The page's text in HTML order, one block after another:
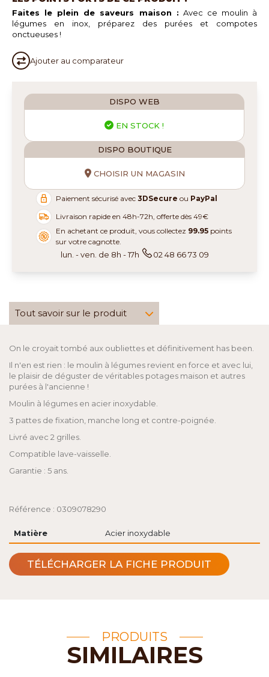
Faites le plein de saveurs maison : Avec ce moulin à
légumes en inox, préparez des purées et compotes
onctueuses !
Ajouter au comparateur
DISPO WEB
EN STOCK !
DISPO BOUTIQUE
CHOISIR UN MAGASIN
Paiement sécurisé avec3DSecure ou PayPal
Livraison rapide en 48h-72h, offerte dès 49€
En achetant ce produit, vous collectez 99.95 points
sur votre cagnotte.
lun. - ven. de 8h - 17h 02 48 66 73 09
Tout savoir sur le produit
On le croyait tombé aux oubliettes et définitivement has been.
Il n'en est rien : le moulin à légumes revient en force et avec lui,
le plaisir de déguster de véritables potages maison et autres
purées à l'ancienne !
Moulin à légumes en acier inoxydable.
3 pattes de fixation, manche long et contre-poignée.
Livré avec 2 grilles.
Compatible lave-vaisselle.
Garantie : 5 ans.
Référence : 0309078290
Matière Acier inoxydable
TÉLÉCHARGER LA FICHE PRODUIT
PRODUITS
SIMILAIRES